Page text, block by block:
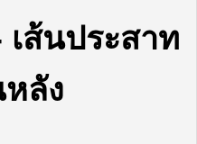
เส้นประสาท
ลัง